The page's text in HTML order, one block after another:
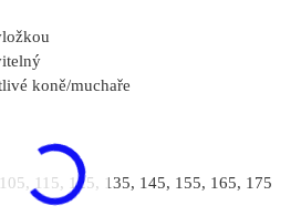
koně/muchaře
115, 125, 135, 145, 155, 165, 175